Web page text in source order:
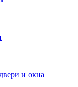
и окна